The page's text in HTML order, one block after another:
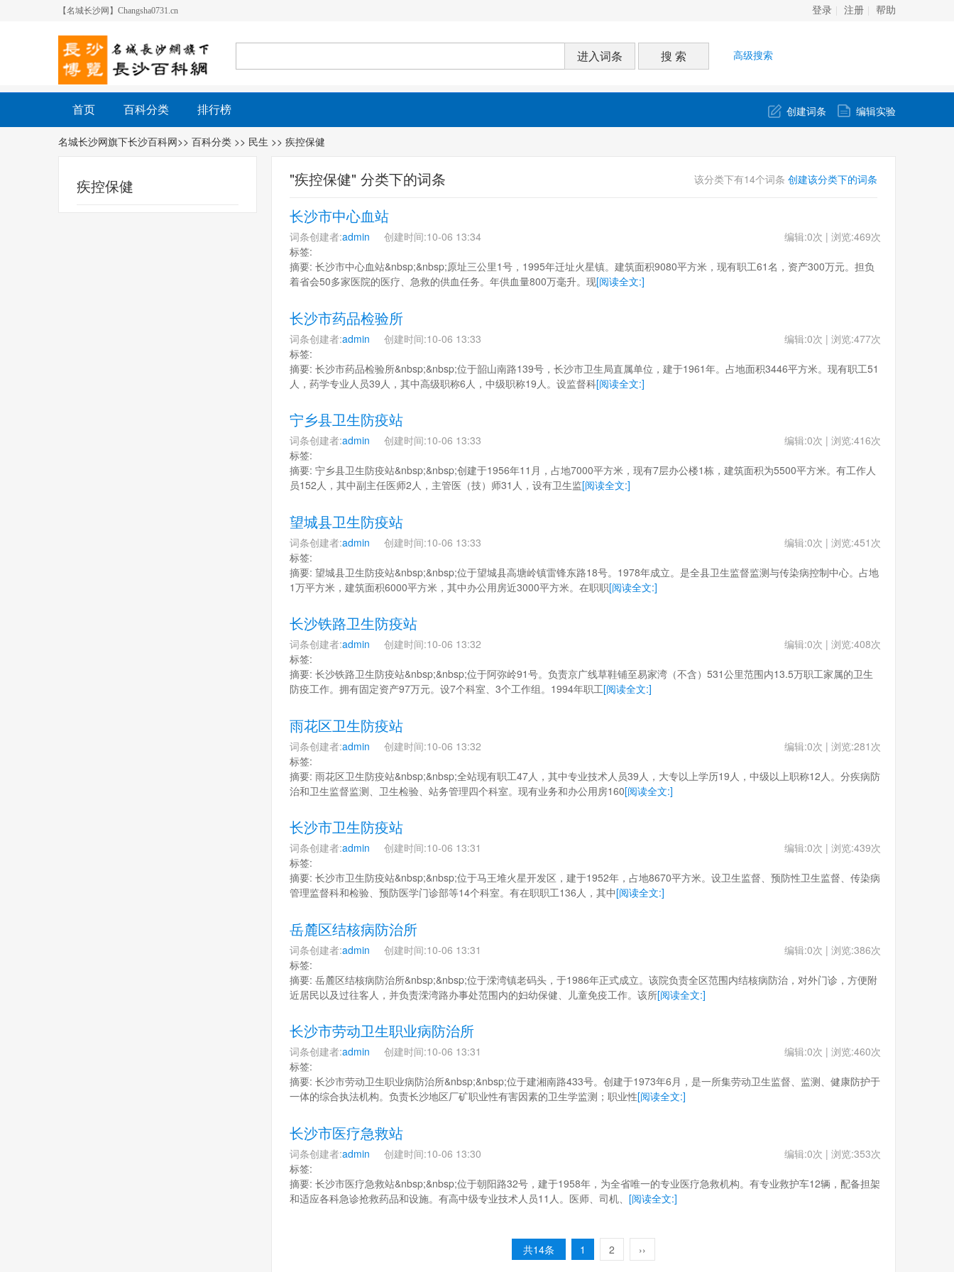
【名城长沙网】Changsha0731.cn 登录 注册 帮助
高级搜索
首页 百科分类 排行榜 创建词条 编辑实验
名城长沙网旗下长沙百科网>> 百科分类 >> 民生 >> 疾控保健
该分类下有14个词条 创建该分类下的词条
"疾控保健" 分类下的词条
长沙市中心血站
编辑:0次 | 浏览:469次
词条创建者:admin 创建时间:10-06 13:34
标签:
摘要: 长沙市中心血站&nbsp;&nbsp;原址三公里1号，1995年迁址火星镇。建筑面积9080平方米，现有职工61名，资产300万元。担负
着省会50多家医院的医疗、急救的供血任务。年供血量800万毫升。现[阅读全文:]
长沙市药品检验所
编辑:0次 | 浏览:477次
词条创建者:admin 创建时间:10-06 13:33
标签:
摘要: 长沙市药品检验所&nbsp;&nbsp;位于韶山南路139号，长沙市卫生局直属单位，建于1961年。占地面积3446平方米。现有职工51
人，药学专业人员39人，其中高级职称6人，中级职称19人。设监督科[阅读全文:]
宁乡县卫生防疫站
编辑:0次 | 浏览:416次
词条创建者:admin 创建时间:10-06 13:33
标签:
摘要: 宁乡县卫生防疫站&nbsp;&nbsp;创建于1956年11月，占地7000平方米，现有7层办公楼1栋，建筑面积为5500平方米。有工作人
员152人，其中副主任医师2人，主管医（技）师31人，设有卫生监[阅读全文:]
望城县卫生防疫站
编辑:0次 | 浏览:451次
词条创建者:admin 创建时间:10-06 13:33
标签:
摘要: 望城县卫生防疫站&nbsp;&nbsp;位于望城县高塘岭镇雷锋东路18号。1978年成立。是全县卫生监督监测与传染病控制中心。占地
1万平方米，建筑面积6000平方米，其中办公用房近3000平方米。在职职[阅读全文:]
长沙铁路卫生防疫站
编辑:0次 | 浏览:408次
词条创建者:admin 创建时间:10-06 13:32
标签:
摘要: 长沙铁路卫生防疫站&nbsp;&nbsp;位于阿弥岭91号。负责京广线草鞋铺至易家湾（不含）531公里范围内13.5万职工家属的卫生
防疫工作。拥有固定资产97万元。设7个科室、3个工作组。1994年职工[阅读全文:]
雨花区卫生防疫站
编辑:0次 | 浏览:281次
词条创建者:admin 创建时间:10-06 13:32
标签:
摘要: 雨花区卫生防疫站&nbsp;&nbsp;全站现有职工47人，其中专业技术人员39人，大专以上学历19人，中级以上职称12人。分疾病防
治和卫生监督监测、卫生检验、站务管理四个科室。现有业务和办公用房160[阅读全文:]
长沙市卫生防疫站
编辑:0次 | 浏览:439次
词条创建者:admin 创建时间:10-06 13:31
标签:
摘要: 长沙市卫生防疫站&nbsp;&nbsp;位于马王堆火星开发区，建于1952年，占地8670平方米。设卫生监督、预防性卫生监督、传染病
管理监督科和检验、预防医学门诊部等14个科室。有在职职工136人，其中[阅读全文:]
岳麓区结核病防治所
编辑:0次 | 浏览:386次
词条创建者:admin 创建时间:10-06 13:31
标签:
摘要: 岳麓区结核病防治所&nbsp;&nbsp;位于溁湾镇老码头，于1986年正式成立。该院负责全区范围内结核病防治，对外门诊，方便附
近居民以及过往客人，并负责溁湾路办事处范围内的妇幼保健、儿童免疫工作。该所[阅读全文:]
长沙市劳动卫生职业病防治所
编辑:0次 | 浏览:460次
词条创建者:admin 创建时间:10-06 13:31
标签:
摘要: 长沙市劳动卫生职业病防治所&nbsp;&nbsp;位于建湘南路433号。创建于1973年6月，是一所集劳动卫生监督、监测、健康防护于
一体的综合执法机构。负责长沙地区厂矿职业性有害因素的卫生学监测；职业性[阅读全文:]
长沙市医疗急救站
编辑:0次 | 浏览:353次
词条创建者:admin 创建时间:10-06 13:30
标签:
摘要: 长沙市医疗急救站&nbsp;&nbsp;位于朝阳路32号，建于1958年，为全省唯一的专业医疗急救机构。有专业救护车12辆，配备担架
和适应各科急诊抢救药品和设施。有高中级专业技术人员11人。医师、司机、 [阅读全文:]
共14条 1 2 ››
疾控保健